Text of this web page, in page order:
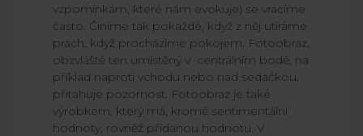
vzpomínkám, které nám evokuje) se vracíme
často. Činíme tak pokaždé, když z něj utíráme
prach, když procházíme pokojem. Fotoobraz,
obzvláště ten umístěný v centrálním bodě, na
příklad naproti vchodu nebo nad sedačkou,
přitahuje pozornost. Fotoobraz je také
výrobkem, který má, kromě sentimentální
hodnoty, rovněž přidanou hodnotu. V